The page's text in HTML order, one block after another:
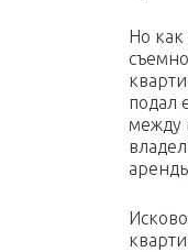
Но как
подал
между